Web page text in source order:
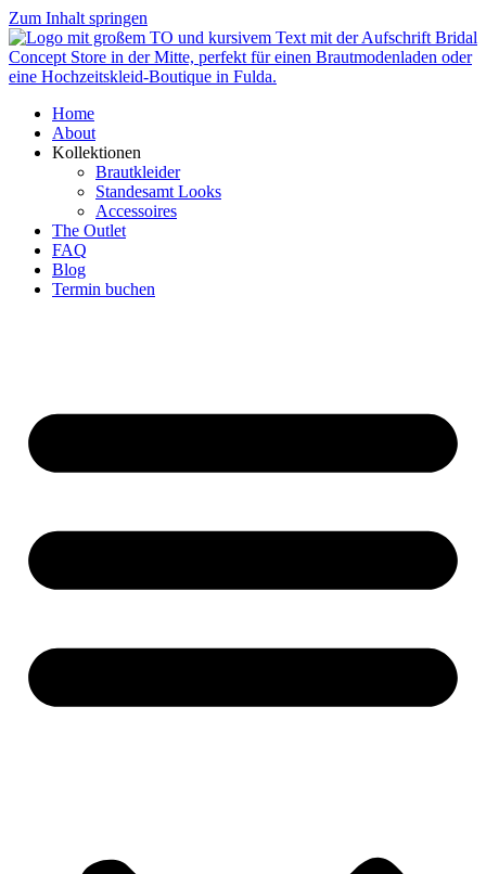
Zum Inhalt springen
Home
About
Kollektionen
Brautkleider
Standesamt Looks
Accessoires
The Outlet
FAQ
Blog
Termin buchen